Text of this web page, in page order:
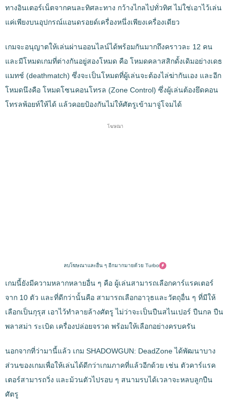
ทางอินเตอร์เน็ตจากคนละทิศละทาง กว้างไกลไปทั่วทิศ ไม่ใช่เอาไว้เล่น
แค่เพียงบนอุปกรณ์แอนดรอยด์เครื่องหนึ่งเพียงเครื่องเดียว
เกมจะอนุญาตให้เล่นผ่านออนไลน์ได้พร้อมกันมากถึงคราวละ 12 คน
และมีโหมดเกมที่ต่างกันอยู่สองโหมด คือ โหมดคลาสสิกดั้งเดิมอย่างเดธ
แมทช์ (deathmatch) ซึ่งจะเป็นโหมดที่ผู้เล่นจะต้องไล่ฆ่ากันเอง และอีก
โหมดนึงคือ โหมดโซนคอนโทรล (Zone Control) ซึ่งผู้เล่นต้องยึดคอน
โทรลพ้อยท์ให้ได้ แล้วคอยป้องกันไม่ให้ศัตรูเข้ามาจู่โจมได้
โฆษณา
ลบโฆษณาและอื่น ๆ อีกมากมายด้วย Turbo
เกมนี้ยังมีความหลากหลายอื่น ๆ คือ ผู้เล่นสามารถเลือกคาร์แรคเตอร์
จาก 10 ตัว และที่ดีกว่านั้นคือ สามารถเลือกอาวุธและวัตถุอื่น ๆ ที่มีให้
เลือกเป็นกุรุส เอาไว้ทำลายล้างศัตรู ไม่ว่าจะเป็นปืนสไนเปอร์ ปืนกล ปืน
พลาสม่า ระเบิด เครื่องปล่อยจรวด พร้อมให้เลือกอย่างครบครัน
นอกจากที่ว่ามานี้แล้ว เกม SHADOWGUN: DeadZone ได้พัฒนาบาง
ส่วนของเกมเพื่อให้เล่นได้ดีกว่าเกมภาคที่แล้วอีกด้วย เช่น ตัวคาร์แรค
เตอร์สามารถวิ่ง และม้วนตัวไปรอบ ๆ สนามรบได้เวลาจะหลบลูกปืน
ศัตรู